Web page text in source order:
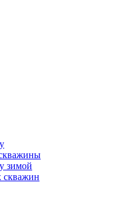
зимой